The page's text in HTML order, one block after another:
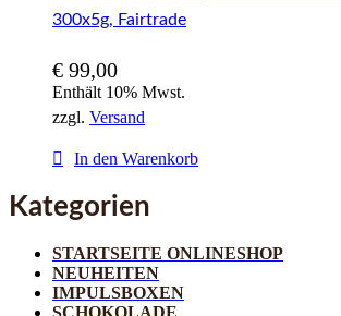
300x5g, Fairtrade
€ 99,00
Enthält 10% Mwst.
zzgl. Versand
In den Warenkorb
Kategorien
STARTSEITE ONLINESHOP
NEUHEITEN
IMPULSBOXEN
SCHOKOLADE